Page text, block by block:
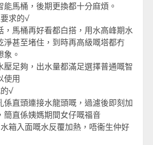
能馬桶，後期更換都十分麻煩。
求的√
，馬桶再好看都白搭，用水高峰期水
淨甚至堵住，到時再高級嘅塔都冇
象。
壓足夠，出水量都滿足選擇普通嘅智
使用
√
係直頭連接水龍頭嘅，過濾後即刻加
簡直係姨媽期間女仔嘅福音
箱入面嘅水反覆加熱，唔衞生仲好